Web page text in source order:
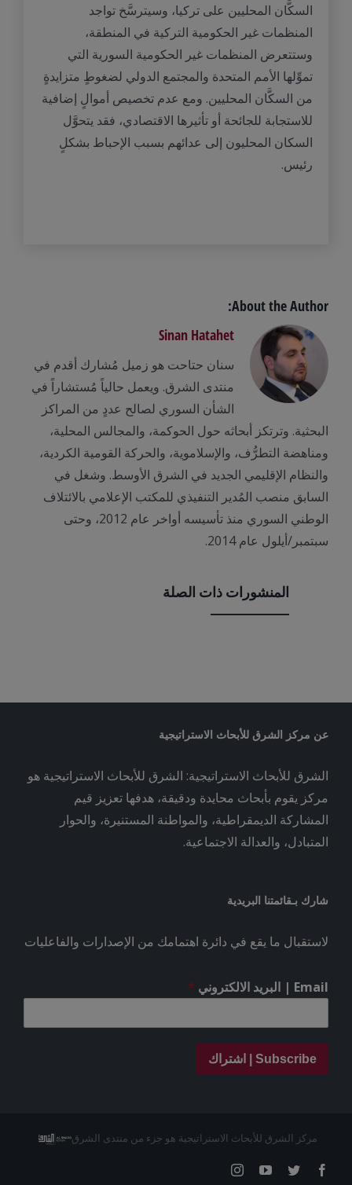
السكَّان المحليين على تركيا، وسيترسَّخ تواجد
المنظمات غير الحكومية التركية في المنطقة،
وستتعرض المنظمات غير الحكومية السورية التي
تموِّلها الأمم المتحدة والمجتمع الدولي لضغوطٍ متزايدةٍ
من السكَّان المحليين. ومع عدم تخصيص أموالٍ إضافية
للاستجابة للجائحة أو تأثيرها الاقتصادي، فقد يتحوَّل
السكان المحليون إلى عدائهم بسبب الإحباط بشكلٍ
رئيس.
About the Author:
Sinan Hatahet
سنان حتاحت هو زميل مُشارك أقدم في
منتدى الشرق. ويعمل حالياً مُستشاراً في
الشأن السوري لصالح عددٍ من المراكز
البحثية. وترتكز أبحاثه حول الحوكمة، والمجالس المحلية،
ومناهضة التطرُّف، والإسلاموية، والحركة القومية الكردية،
والنظام الإقليمي الجديد في الشرق الأوسط. وشغل في
السابق منصب المُدير التنفيذي للمكتب الإعلامي بالائتلاف
الوطني السوري‎ منذ تأسيسه أواخر عام 2012، وحتى
سبتمبر/أيلول عام 2014.
المنشورات ذات الصلة
عن مركز الشرق للأبحاث الاستراتيجية
الشرق للأبحاث الاستراتيجية: الشرق للأبحاث الاستراتيجية هو
مركز يقوم بأبحاث محايدة ودقيقة، هدفها تعزيز قيم
المشاركة الديمقراطية، والمواطنة المستنيرة، والحوار
المتبادل، والعدالة الاجتماعية.
شارك بـقائمتنا البريدية
لاستقبال ما يقع في دائرة اهتمامك من الإصدارات والفاعليات
Email | البريد الالكتروني *
Subscribe | اشتراك
مركز الشرق للأبحاث الاستراتيجية هو جزء من منتدى الشرق
Facebook
Twitter
YouTube
Instagram